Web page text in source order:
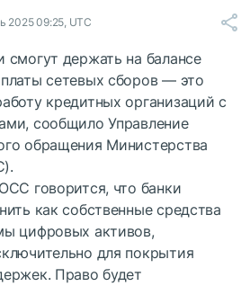
2025 09:25, UTC
смогут держать на балансе
сетевых сборов — это
кредитных организаций с
сообщило Управление
обращения Министерства
говорится, что банки
как собственные средства
цифровых активов,
для покрытия
Право будет